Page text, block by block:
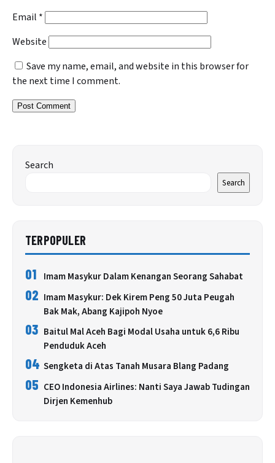
Email *
Website
Save my name, email, and website in this browser for
the next time I comment.
Search
Search
TERPOPULER
01 Imam Masykur Dalam Kenangan Seorang Sahabat
02 Imam Masykur: Dek Kirem Peng 50 Juta Peugah
Bak Mak, Abang Kajipoh Nyoe
03 Baitul Mal Aceh Bagi Modal Usaha untuk 6,6 Ribu
Penduduk Aceh
04 Sengketa di Atas Tanah Musara Blang Padang
05 CEO Indonesia Airlines: Nanti Saya Jawab Tudingan
Dirjen Kemenhub